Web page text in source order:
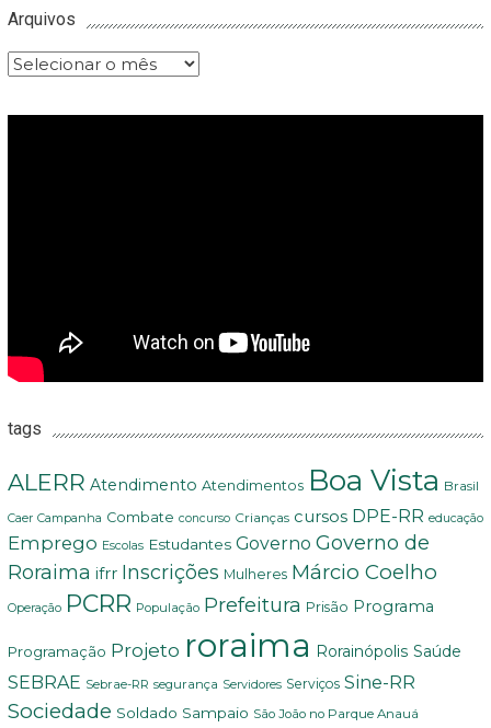
Arquivos
Arquivos
tags
ALERR Atendimento Atendimentos Boa Vista Brasil
Caer Campanha Combate concurso Crianças cursos DPE-RR educação
Emprego Escolas Estudantes Governo Governo de
Roraima ifrr Inscrições Mulheres Márcio Coelho
Operação PCRR População Prefeitura Prisão Programa
Programação Projeto roraima Rorainópolis Saúde
SEBRAE Sebrae-RR segurança Servidores Serviços Sine-RR
Sociedade Soldado Sampaio São João no Parque Anauá